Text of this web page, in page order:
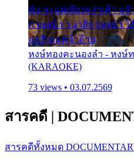
ตุ๋น ละแต่เพียงหง่าเค้า แ
กายหน้า วนาสิกายหน้า โ
อกสิเพแต่นำอ้าย
หงษ์ทองคะนองลำ - หงษ์
(KARAOKE)
73 views • 03.07.2569
สารคดี |
สารคดีทั้งหมด